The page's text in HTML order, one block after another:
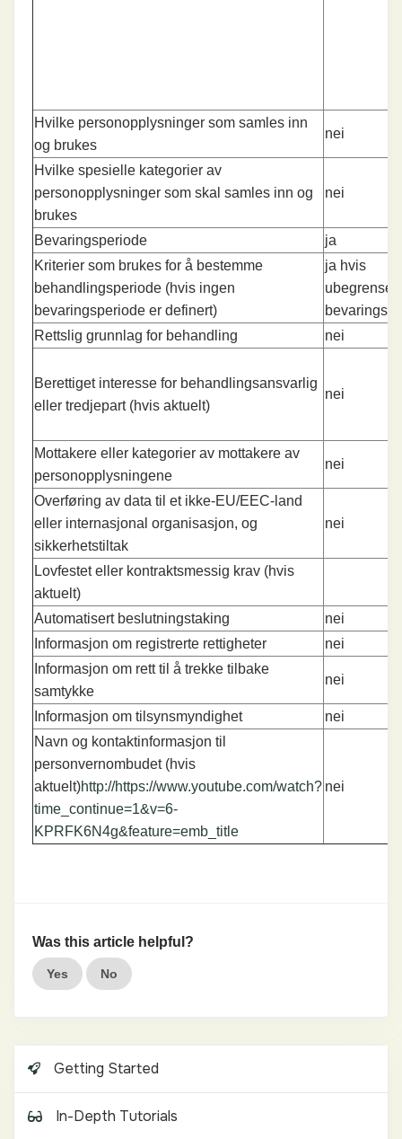
Hvilke personopplysninger som samles inn
og brukes
nei
Hvilke spesielle kategorier av
personopplysninger som skal samles inn og
brukes
nei
Bevaringsperiode
ja
Kriterier som brukes for å bestemme
behandlingsperiode (hvis ingen
bevaringsperiode er definert)
ja hvis
ubegrenset
Rettslig grunnlag for behandling
nei
Berettiget interesse for behandlingsansvarlig
eller tredjepart (hvis aktuelt)
nei
Mottakere eller kategorier av mottakere av
personopplysningene
nei
Overføring av data til et ikke-EU/EEC-land
eller internasjonal organisasjon, og
sikkerhetstiltak
nei
Lovfestet eller kontraktsmessig krav (hvis
aktuelt)
Automatisert beslutningstaking
nei
Informasjon om registrerte rettigheter
nei
Informasjon om rett til å trekke tilbake
samtykke
nei
Informasjon om tilsynsmyndighet
nei
Navn og kontaktinformasjon til
personvernombudet (hvis
aktuelt)http://https://www.youtube.com/watch?
time_continue=1&v=6-
KPRFK6N4g&feature=emb_title
nei
Was this article helpful?
Yes No
Getting Started
In-Depth Tutorials